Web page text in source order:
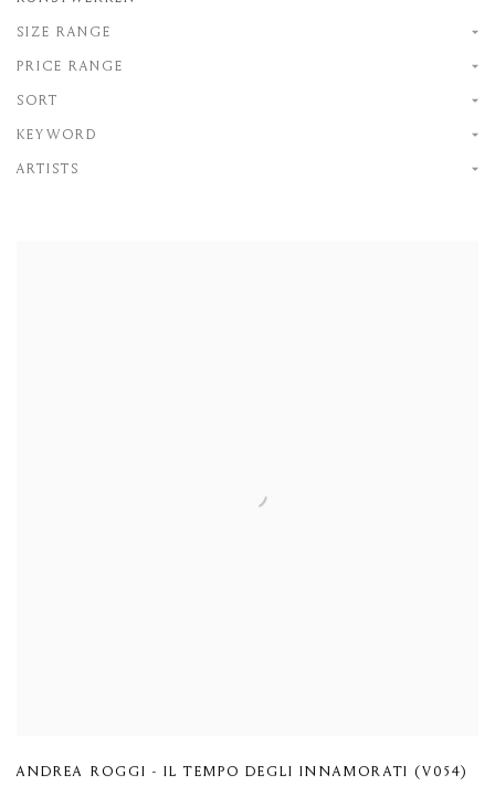
SIZE RANGE
PRICE RANGE
SORT
KEYWORD
ARTISTS
ANDREA ROGGI - IL TEMPO DEGLI INNAMORATI (V054)